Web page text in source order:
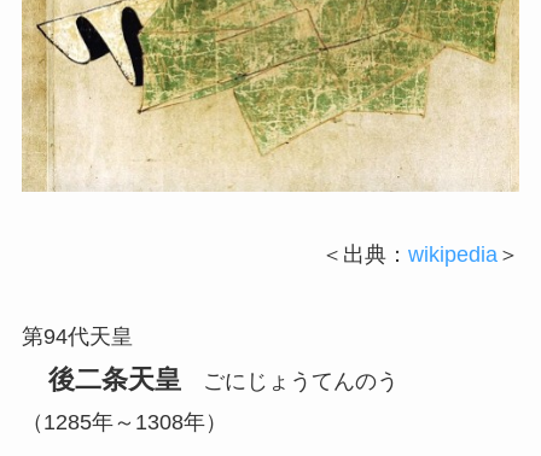
＜出典：wikipedia ＞
第94代天皇
後二条天皇 ごにじょうてんのう
（1285年～1308年）